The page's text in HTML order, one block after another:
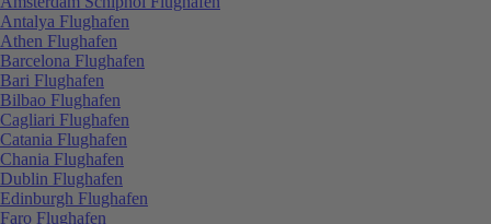
Antalya Flughafen
Athen Flughafen
Barcelona Flughafen
Bari Flughafen
Bilbao Flughafen
Cagliari Flughafen
Catania Flughafen
Chania Flughafen
Dublin Flughafen
Edinburgh Flughafen
Faro Flughafen